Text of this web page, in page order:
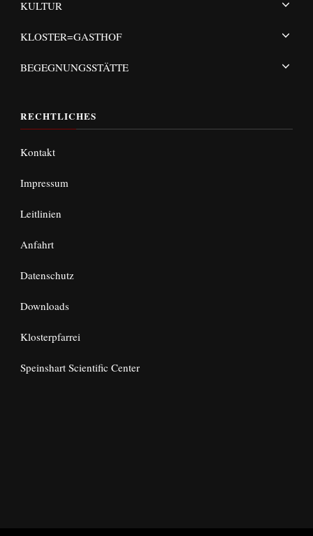
KULTUR
KLOSTER=GASTHOF
BEGEGNUNGSSTÄTTE
RECHTLICHES
Kontakt
Impressum
Leitlinien
Anfahrt
Datenschutz
Downloads
Klosterpfarrei
Speinshart Scientific Center